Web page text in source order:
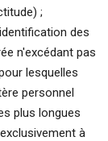
;
des
n'excédant pas
lesquelles
personnel
plus longues
à